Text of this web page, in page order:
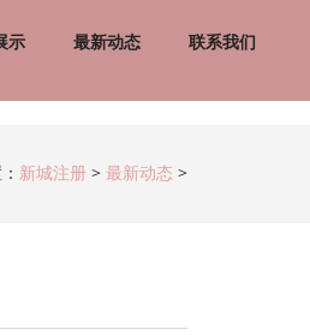
示 最新动态 联系我们
新城注册 > 最新动态 >